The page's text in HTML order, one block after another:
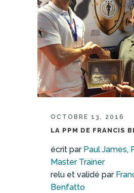
OCTOBRE 13, 2016
LA PPM DE FRANCIS
écrit par Paul James,
Master Trainer
relu et validé par
Benfatto